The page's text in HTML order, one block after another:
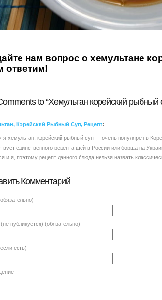
нам вопрос о хемультане
ответим!
to “Хемультан корейский рыбный
Корейский Рыбный Суп, Рецепт:
хемультан, корейский рыбный суп — очень популярен в
единственного рецепта щей в России или борща на
и я, поэтому рецепт данного блюда нельзя назвать
Комментарий
(не публикуется) (обязательно)
есть)